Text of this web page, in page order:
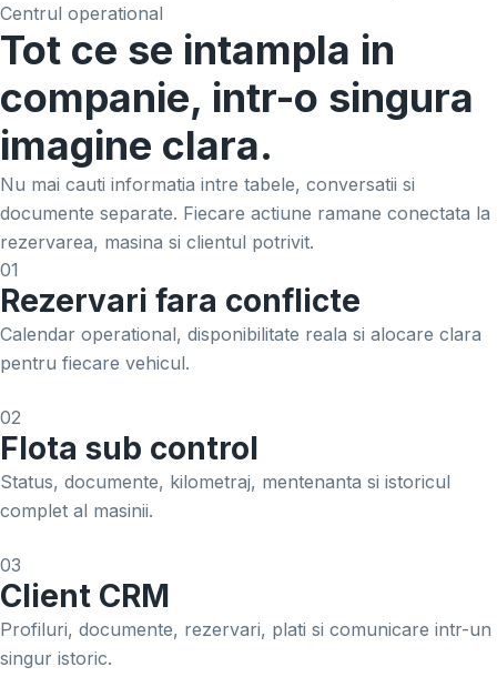
Centrul operational
Tot ce se intampla in
companie, intr-o singura
imagine clara.
Nu mai cauti informatia intre tabele, conversatii si
documente separate. Fiecare actiune ramane conectata la
rezervarea, masina si clientul potrivit.
01
Rezervari fara conflicte
Calendar operational, disponibilitate reala si alocare clara
pentru fiecare vehicul.
02
Flota sub control
Status, documente, kilometraj, mentenanta si istoricul
complet al masinii.
03
Client CRM
Profiluri, documente, rezervari, plati si comunicare intr-un
singur istoric.